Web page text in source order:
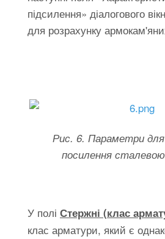
підсилення» діалогового
для розрахунку
Рис. 6. Параметри для
посилення
У полі Стержні (клас
клас арматури, який є